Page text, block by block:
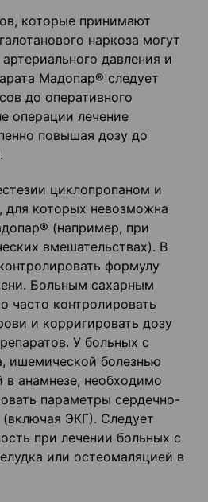
которые принимают
наркоза могут
давления и
Мадопар® следует
до оперативного
операции лечение
повышая дозу до
циклопропаном и
для которых невозможна
(например, при
вмешательствах). В
формулу
Больным сахарным
часто контролировать
и корригировать дозу
У больных с
ишемической болезнью
в анамнезе, необходимо
параметры сердечно-
ЭКГ). Следует
при лечении больных с
или остеомаляцией в